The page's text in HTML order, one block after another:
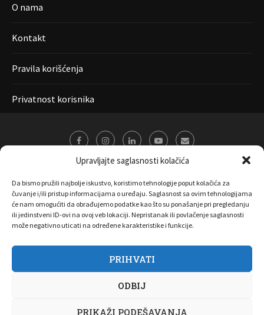
Upravljajte saglasnosti kolačića
Da bismo pružili najbolje iskustvo, koristimo tehnologije poput kolačića za
čuvanje i/ili pristup informacijama o uređaju. Saglasnost sa ovim tehnologijama
će nam omogućiti da obrađujemo podatke kao što su ponašanje pri pregledanju
ili jedinstveni ID-ovi na ovoj veb lokaciji. Nepristanak ili povlačenje saglasnosti
može negativno uticati na određene karakteristike i funkcije.
PRIHVATI
ODBIJ
PRIKAŽI PODEŠAVANJA
O nama
Kontakt
Pravila korišćenja
Privatnost korisnika
O nama Marketing Kontakt FAQ
Privatnost korisnika
Pravila korišćenja